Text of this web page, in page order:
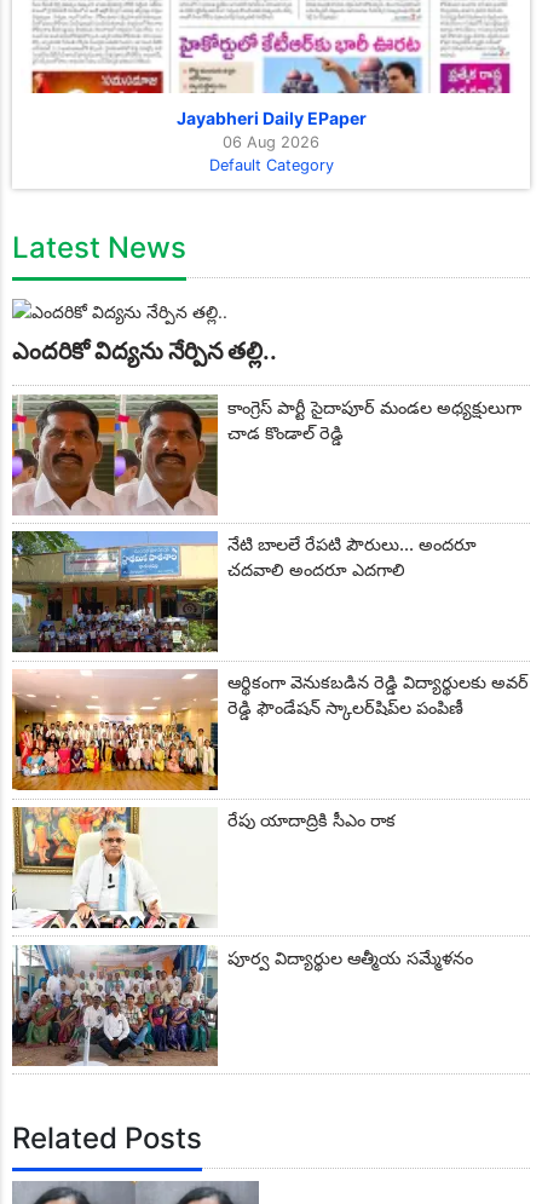
Jayabheri Daily EPaper
06 Aug 2026
Default Category
Latest News
ఎందరికో విద్యను నేర్పిన తల్లి..
కాంగ్రెస్ పార్టీ సైదాపూర్ మండల అధ్యక్షులుగా
చాడ కొండాల్ రెడ్డి
నేటి బాలలే రేపటి పౌరులు... అందరూ
చదవాలి అందరూ ఎదగాలి
ఆర్థికంగా వెనుకబడిన రెడ్డి విద్యార్థులకు అవర్
రెడ్డి ఫౌండేషన్ స్కాలర్‌షిప్‌ల పంపిణీ
రేపు యాదాద్రికి సీఎం రాక
పూర్వ విద్యార్థుల ఆత్మీయ సమ్మేళనం
Related Posts